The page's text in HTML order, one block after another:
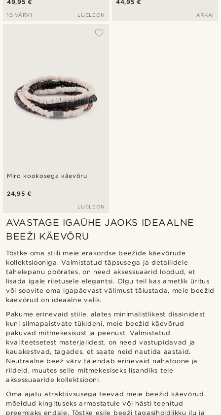
49,95 €
10 VÄRVI LUCLEON
44,95 €
ARKAI
Miro kookosega käevõru
24,95 €
LUCLEON
AVASTAGE IGAÜHE JAOKS IDEAALNE
BEEŽI KÄEVÕRU
Tõstke oma stiili meie erakordse beežide käevõrude
kollektsiooniga. Valmistatud täpsusega ja detailidele
tähelepanu pöörates, on need aksessuaarid loodud, et
lisada igale riietusele elegantsi. Olgu teil kas ametlik üritus
või soovite oma igapäevast välimust täiustada, meie beežid
käevõrud on ideaalne valik.
Pakume erinevaid stiile, alates minimalistlikest disainidest
kuni silmapaistvate tükideni, meie beežid käevõrud
pakuvad mitmekesisust ja peenust. Valmistatud
kvaliteetsetest materjalidest, on need vastupidavad ja
kauakestvad, tagades, et saate neid nautida aastaid.
Neutraalne beež värv täiendab erinevaid nahatoone ja
riideid, muutes selle mitmekesiseks lisandiks teie
aksessuaaride kollektsiooni.
Oma ajatu atraktiivsusega teevad meie beežid käevõrud
mõeldud kingituseks armastatule või hästi teenitud
preemiaks endale. Tõstke esile beeži tagasihoidlikku ilu ja